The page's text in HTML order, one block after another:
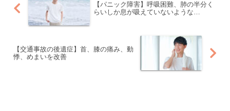
【パニック障害】呼吸困難、肺の半分く
らいしか息が吸えていないような…
【交通事故の後遺症】首、膝の痛み、動
悸、めまいを改善